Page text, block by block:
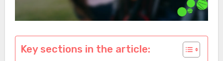
Key sections in the article: